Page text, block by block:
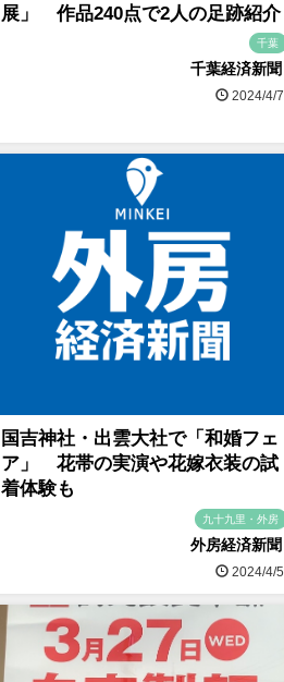
展」 作品240点で2人の足跡紹介
千葉
千葉経済新聞
2024/4/7
国吉神社・出雲大社で「和婚フェ
ア」 花帯の実演や花嫁衣装の試
着体験も
九十九里・外房
外房経済新聞
2024/4/5